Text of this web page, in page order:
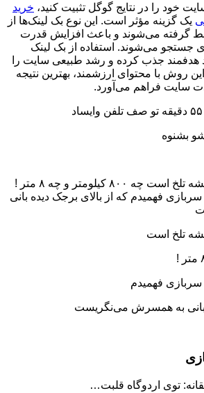
خود را در نتایج گوگل تثبیت کنید، خرید
یک گزینه مؤثر است. این نوع بک لینک‌ها از
گرفته می‌شوند و باعث افزایش قدرت
جستجو می‌شوند. استفاده از بک لینک
هدفمند جذب کرده و رشد طبیعی سایت را
روش با محتوای ارزشمند، بهترین نتیجه
سایت فراهم می‌آورد.
فاصله برای عاشق همیشه تلخ است چه ۸۰۰ کیلومتر و چه ۸ متر !
فهمیدم که از بالای برجک دیده بانی
تلخ است
فهمیدم
بانی به همسرش می‌نگریست
توی اردوگاه قلبت…